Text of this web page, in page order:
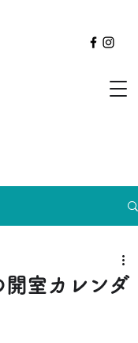
室カレンダ